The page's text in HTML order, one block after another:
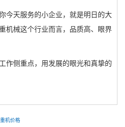
今天服务的小企业，就是明日的大
机械这个行业而言，品质高、眼界
作侧重点，用发展的眼光和真挚的
机价格